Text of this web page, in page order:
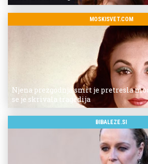
MOSKISVET.COM
Njena prezgodnja smrt je pretresla
se je skrivala tragedija
BIBALEZE.SI